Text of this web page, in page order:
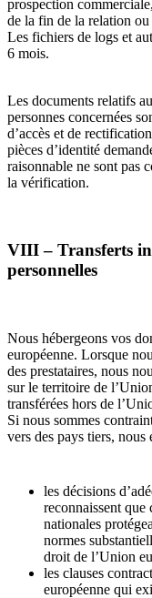
prospection
de la fin de la relation
Les fichiers de logs et
6 mois.
Les documents relatifs
personnes concernées
d’accès et de
pièces d’identité
raisonnable ne sont pas
la vérification.
VIII – Transferts
personnelles
Nous hébergeons vos
européenne. Lorsque
des prestataires, nous
sur le territoire de
transférées hors de
Si nous sommes
vers des pays tiers, nous
les décisions
reconnaissent
nationales
normes
droit de l’Union
les clauses
européenne qui